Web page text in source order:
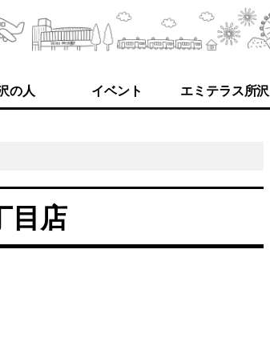
の人 イベント エミテラス所沢
目店